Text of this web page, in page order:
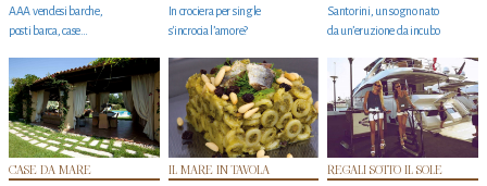
AAA vendesi barche,
posti barca, case…
In crociera per single
s'incrocia l’amore?
Santorini, un sogno nato
da un’eruzione da incubo
CASE DA MARE IL MARE IN TAVOLA REGALI SOTTO IL SOLE